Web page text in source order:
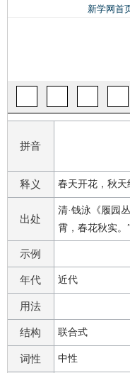
新学网首
拼音
释义 春天开花，秋
出处
清·钱泳《履园
霄，春花秋实。
示例
年代 近代
用法
结构 联合式
词性 中性